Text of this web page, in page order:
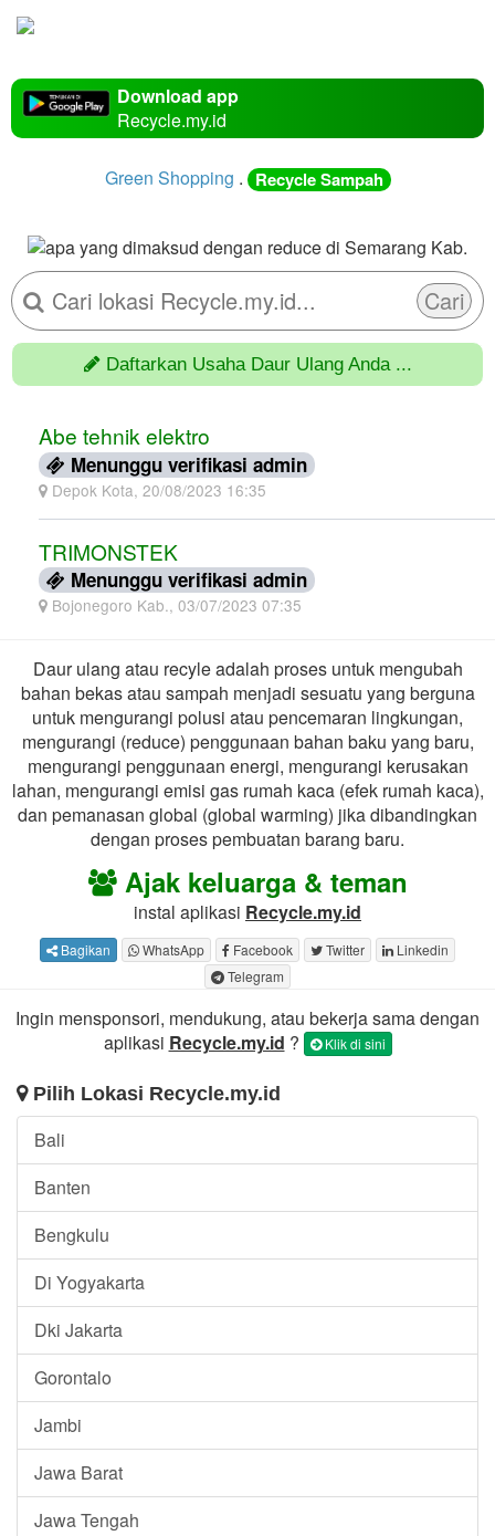
Download app
Recycle.my.id
Green Shopping . Recycle Sampah
Cari
Daftarkan Usaha Daur Ulang Anda ...
Abe tehnik elektro
Menunggu verifikasi admin
Depok Kota, 20/08/2023 16:35
TRIMONSTEK
Menunggu verifikasi admin
Bojonegoro Kab., 03/07/2023 07:35
Daur ulang atau recyle adalah proses untuk mengubah
bahan bekas atau sampah menjadi sesuatu yang berguna
untuk mengurangi polusi atau pencemaran lingkungan,
mengurangi (reduce) penggunaan bahan baku yang baru,
mengurangi penggunaan energi, mengurangi kerusakan
lahan, mengurangi emisi gas rumah kaca (efek rumah kaca),
dan pemanasan global (global warming) jika dibandingkan
dengan proses pembuatan barang baru.
Ajak keluarga & teman
instal aplikasi Recycle.my.id
Bagikan WhatsApp Facebook Twitter
Linkedin
Telegram
Ingin mensponsori, mendukung, atau bekerja sama dengan
aplikasi Recycle.my.id ? Klik di sini
Pilih Lokasi Recycle.my.id
Bali
Banten
Bengkulu
Di Yogyakarta
Dki Jakarta
Gorontalo
Jambi
Jawa Barat
Jawa Tengah